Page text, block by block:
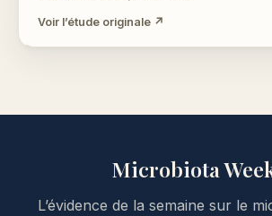
Voir l’étude originale ↗
Microbiota
L’évidence de la semaine sur le